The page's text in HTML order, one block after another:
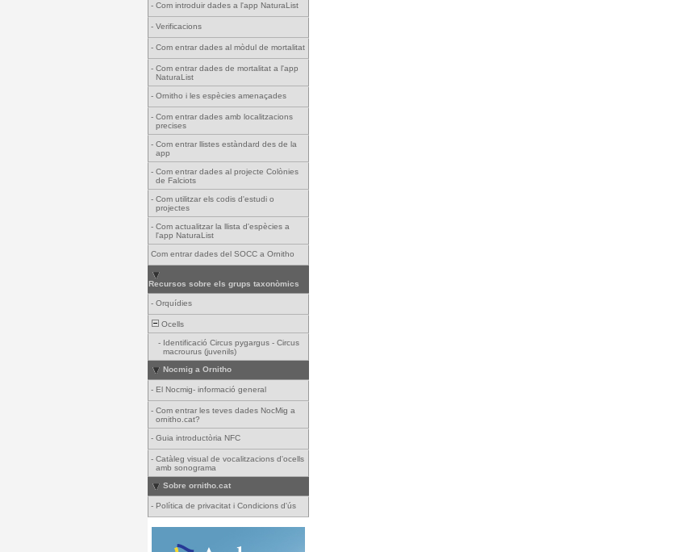
- Com introduir dades a l'app NaturaList
- Verificacions
- Com entrar dades al mòdul de mortalitat
- Com entrar dades de mortalitat a l'app
NaturaList
- Ornitho i les espècies amenaçades
- Com entrar dades amb localitzacions
precises
- Com entrar llistes estàndard des de la
app
- Com entrar dades al projecte Colònies
de Falciots
- Com utilitzar els codis d'estudi o
projectes
- Com actualitzar la llista d'espècies a
l'app NaturaList
Com entrar dades del SOCC a Ornitho
Recursos sobre els grups taxonòmics
- Orquídies
Ocells
- Identificació Circus pygargus - Circus
macrourus (juvenils)
Nocmig a Ornitho
- El Nocmig- informació general
- Com entrar les teves dades NocMig a
ornitho.cat?
- Guia introductòria NFC
- Catàleg visual de vocalitzacions d'ocells
amb sonograma
Sobre ornitho.cat
- Política de privacitat i Condicions d'ús